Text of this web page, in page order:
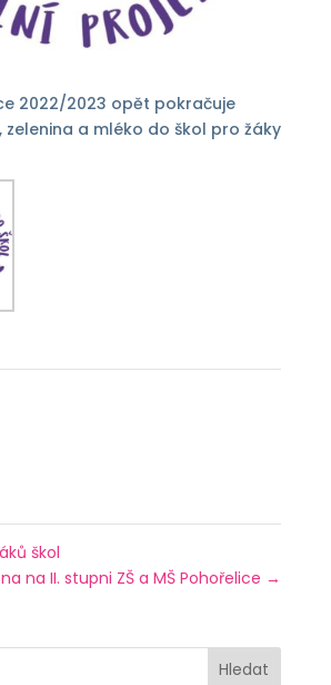
2022/2023 opět pokračuje
zelenina a mléko do škol pro žáky
škol
na II. stupni ZŠ a MŠ Pohořelice →
Hledat